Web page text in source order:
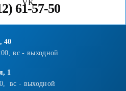
61-57-50
40
вс - выходной
1
вс - выходной